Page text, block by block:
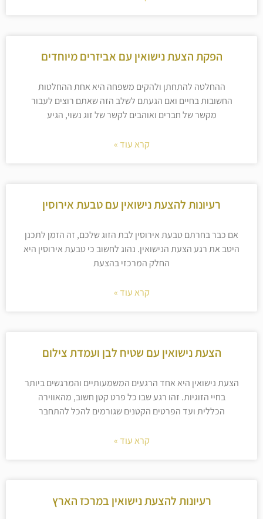
הפקת הצעת נישואין עם אביזרים מיוחדים
ההחלטה להתחתן ולהקים משפחה היא אחת ההחלטות
החשובות בחיים ואם הגעתם לשלב הזה שאתם רוצים לעבור
מקשר של חברים ואוהבים לקשר של זוג נשוי, הגיע
קרא עוד »
רעיונות להצעת נישואין עם טבעת אירוסין
אם כבר בחרתם טבעת אירוסין לבת הזוג שלכם, זה הזמן לתכנן
היטב את רגע הצעת הנישואין. נהוג לחשוב כי טבעת אירוסין היא
החלק המרכזי בהצעת
קרא עוד »
הצעת נישואין עם שטיח לבן ועמדת צילום
הצעת נישואין היא אחד הרגעים המשמעותיים והמרגשים ביותר
בחיי הזוגיות. זהו רגע שבו כל פרט קטן חשוב, מהאווירה
הכללית ועד הפרטים הקטנים שגורמים להכל להתחבר
קרא עוד »
רעיונות להצעת נישואין במרכז הארץ